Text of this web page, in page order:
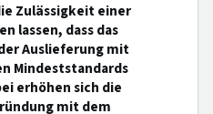
Zulässigkeit einer
lassen, dass das
Auslieferung mit
Mindeststandards
erhöhen sich die
mit dem